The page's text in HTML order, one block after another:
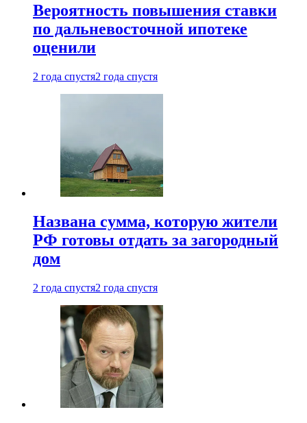
Вероятность повышения ставки
по дальневосточной ипотеке
оценили
2 года спустя2 года спустя
Названа сумма, которую жители
РФ готовы отдать за загородный
дом
2 года спустя2 года спустя